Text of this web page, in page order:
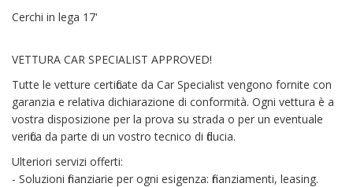
Cerchi in lega 17'
VETTURA CAR SPECIALIST APPROVED!
Tutte le vetture certificate da Car Specialist vengono fornite con
garanzia e relativa dichiarazione di conformità. Ogni vettura è a
vostra disposizione per la prova su strada o per un eventuale
verifica da parte di un vostro tecnico di fiducia.
Ulteriori servizi offerti:
- Soluzioni finanziarie per ogni esigenza: finanziamenti, leasing.